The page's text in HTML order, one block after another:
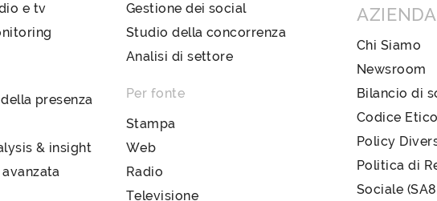
e tv
presenza
& insight
Gestione dei social
Studio della concorrenza
Analisi di settore
Per fonte
Stampa
Web
Radio
Televisione
AZIENDA
Chi Siamo
Newsroom
Bilancio di
Codice
Policy
Politica di
Sociale